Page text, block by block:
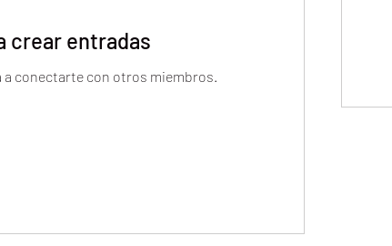
crear entradas
a conectarte con otros miembros.